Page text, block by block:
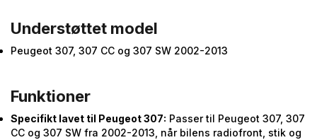
Understøttet model
Peugeot 307, 307 CC og 307 SW 2002-2013
Funktioner
Specifikt lavet til Peugeot 307: Passer til Peugeot 307, 307
CC og 307 SW fra 2002-2013, når bilens radiofront, stik og